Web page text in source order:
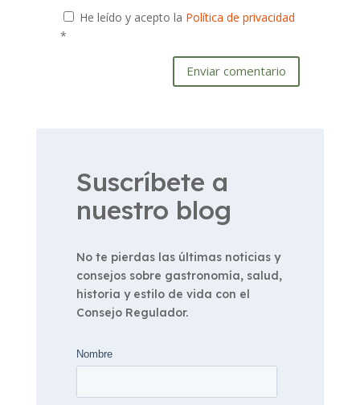
He leído y acepto la Política de privacidad
*
Enviar comentario
Suscríbete a
nuestro blog
No te pierdas las últimas noticias y
consejos sobre gastronomía, salud,
historia y estilo de vida con el
Consejo Regulador.